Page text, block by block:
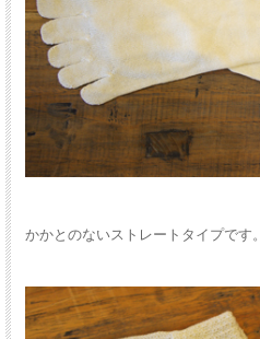
かかとのないストレートタイプです。